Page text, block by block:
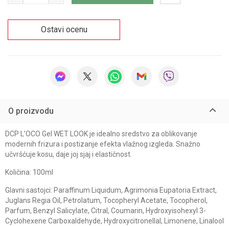
Ostavi ocenu
O proizvodu
DCP L’OCO Gel WET LOOK je idealno sredstvo za oblikovanje
modernih frizura i postizanje efekta vlažnog izgleda. Snažno
učvršćuje kosu, daje joj sjaj i elastičnost.
Količina: 100ml
Glavni sastojci: Paraffinum Liquidum, Agrimonia Eupatoria Extract,
Juglans Regia Oil, Petrolatum, Tocopheryl Acetate, Tocopherol,
Parfum, Benzyl Salicylate, Citral, Coumarin, Hydroxyisohexyl 3-
Cyclohexene Carboxaldehyde, Hydroxycitronellal, Limonene, Linalool